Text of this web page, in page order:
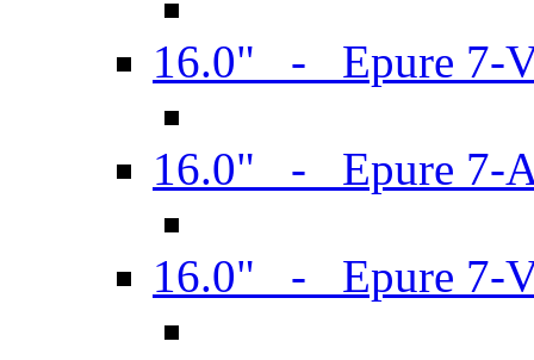
16.0" - Epure 7-
16.0" - Epure 7-
16.0" - Epure 7-